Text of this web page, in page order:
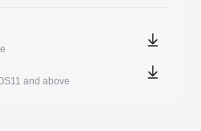
and above